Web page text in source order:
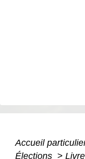
Accueil
Élections >